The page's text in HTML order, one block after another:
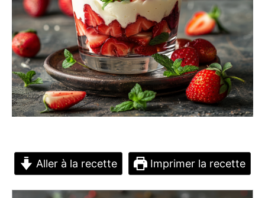
Aller à la recette Imprimer la recette